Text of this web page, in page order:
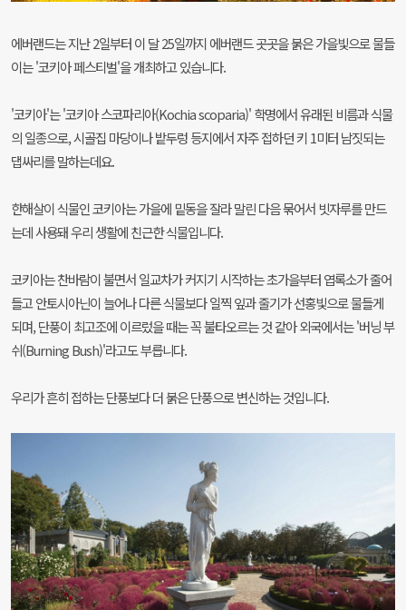
에버랜드는 지난 2일부터 이 달 25일까지 에버랜드 곳곳을붉은 가을빛으로 물들
이는 '코키아 페스티벌'을 개최하고있습니다.
'코키아'는 '코키아 스코파리아(Kochia scoparia)' 학명에서유래된 비름과 식물
의 일종으로, 시골집 마당이나 밭두렁등지에서 자주 접하던 키 1미터 남짓되는
댑싸리를 말하는데요.
한해살이 식물인 코키아는 가을에 밑동을 잘라 말린 다음묶어서 빗자루를 만드
는데 사용돼 우리 생활에 친근한 식물입니다.
코키아는 찬바람이 불면서 일교차가 커지기 시작하는초가을부터 엽록소가 줄어
들고 안토시아닌이 늘어나다른 식물보다 일찍 잎과 줄기가 선홍빛으로 물들게
되며,단풍이 최고조에 이르렀을 때는 꼭 불타오르는 것 같아외국에서는 '버닝 부
쉬(Burning Bush)'라고도 부릅니다.
우리가 흔히 접하는 단풍보다 더 붉은 단풍으로 변신하는것입니다.